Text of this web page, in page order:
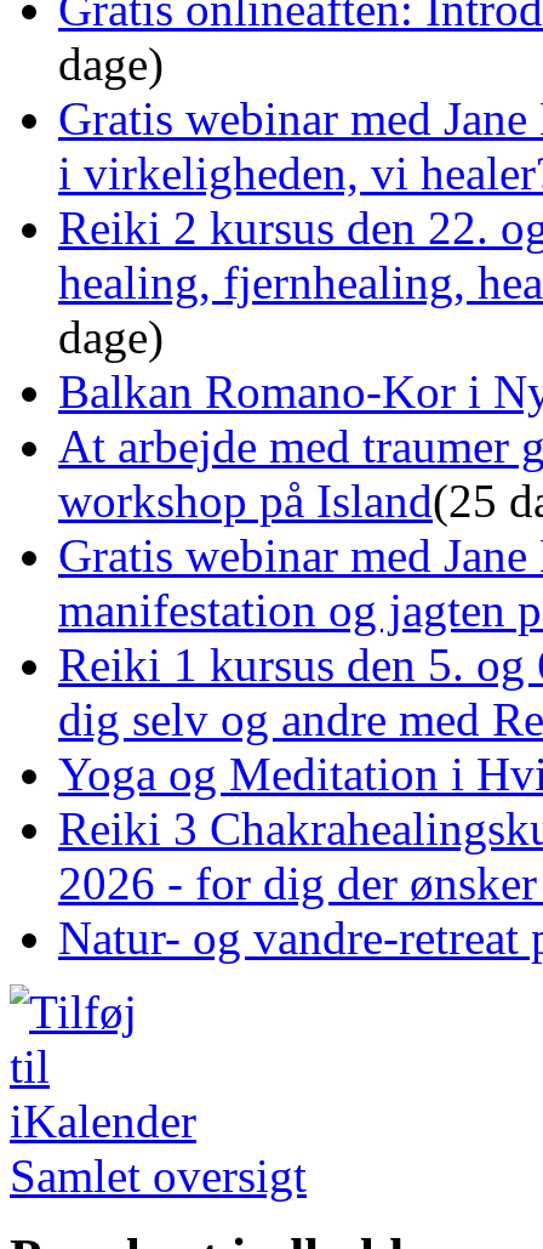
dage)
Gratis webinar med
i virkeligheden, vi
Reiki 2 kursus den 22.
healing, fjernhealing,
dage)
Balkan Romano-Kor i
At arbejde med traumer
workshop på Island(25
Gratis webinar med
manifestation og jagten
Reiki 1 kursus den 5.
dig selv og andre med
Yoga og Meditation i
Reiki 3
2026 - for dig der
Natur- og vandre-retreat
Samlet oversigt